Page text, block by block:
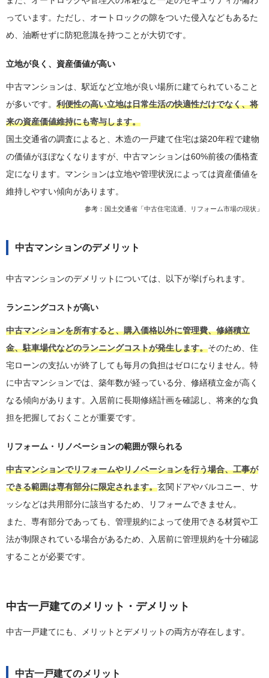
っています。ただし、オートロックの隙をついた侵入などもあるた
め、油断せずに防犯意識を持つことが大切です。
立地が良く、資産価値が高い
中古マンションは、駅近など立地が良い場所に建てられていること
が多いです。 利便性の高い立地は日常生活の快適性だけでなく、将
来の資産価値維持にも寄与します。
国土交通省の調査によると、木造の一戸建て住宅は築20年程で建物
の価値がほぼなくなりますが、中古マンションは60%前後の価格査
定になります。マンションは立地や管理状況によっては資産価値を
維持しやすい傾向があります。
参考：国土交通省「中古住宅流通、リフォーム市場の現状 」
中古マンションのデメリット
中古マンションのデメリットについては、以下が挙げられます。
ランニングコストが高い
中古マンションを所有すると、購入価格以外に管理費、修繕積立
金、駐車場代などのランニングコストが発生します。そのため、住
宅ローンの支払いが終了しても毎月の負担はゼロになりません。特
に中古マンションでは、築年数が経っている分、修繕積立金が高く
なる傾向があります。入居前に長期修繕計画を確認し、将来的な負
担を把握しておくことが重要です。
リフォーム・リノベーションの範囲が限られる
中古マンションでリフォームやリノベーションを行う場合、工事が
できる範囲は専有部分に限定されます。玄関ドアやバルコニー、サ
ッシなどは共用部分に該当するため、リフォームできません。
また、専有部分であっても、管理規約によって使用できる材質や工
法が制限されている場合があるため、入居前に管理規約を十分確認
することが必要です。
中古一戸建てのメリット・デメリット
中古一戸建てにも、メリットとデメリットの両方が存在します。
中古一戸建てのメリット